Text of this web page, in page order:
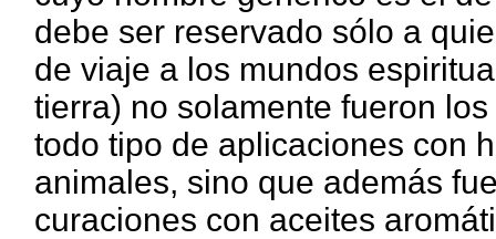
debe ser reservado sólo a
de viaje a los mundos
tierra) no solamente fueron
todo tipo de aplicaciones con
animales, sino que además
curaciones con aceites